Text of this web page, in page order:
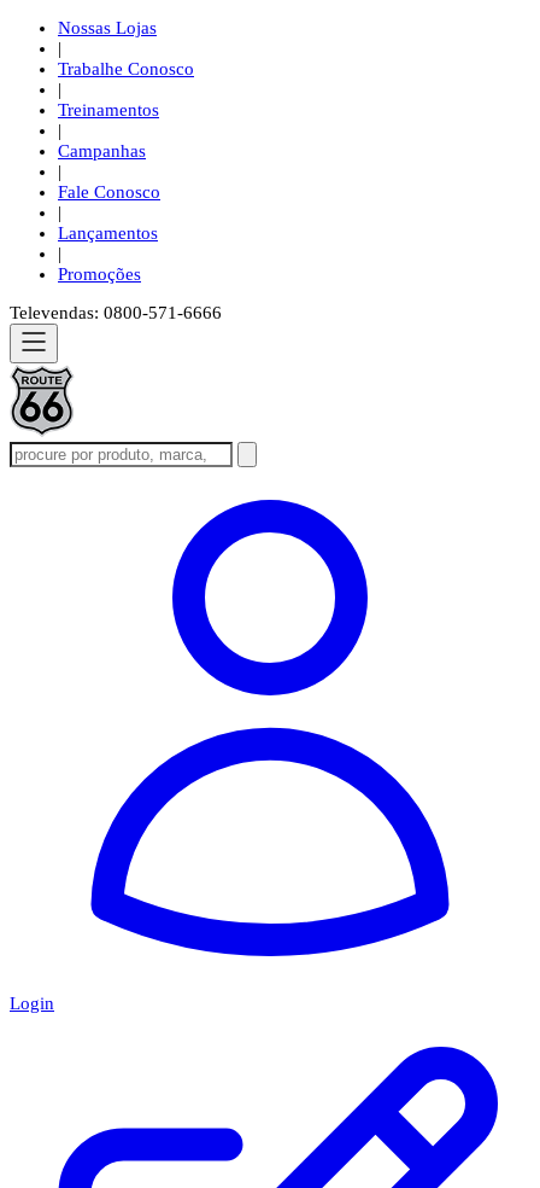
Nossas Lojas
|
Trabalhe Conosco
|
Treinamentos
|
Campanhas
|
Fale Conosco
|
Lançamentos
|
Promoções
Televendas: 0800-571-6666
Login